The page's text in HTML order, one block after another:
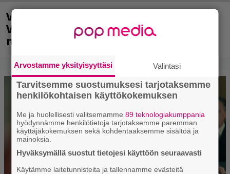
Valtava Yle 100 vuotta -tapahtuma
Veikkaus Arenalla syyskuussa – muista
myös metalliklassikot-konsertti
Arvostamme yksityisyyttäsi Valintasi
Tarvitsemme suostumuksesi tarjotaksemme
henkilökohtaisen käyttökokemuksen
Me ja huolellisesti valitsemamme89 teknologiakumppania
hyödynnämme henkilötietoja tarjotaksemme paremman
käyttäjäkokemuksen sekä kohdentaaksemme sisältöä ja
mainoksia.
Hyväksymällä suostut tietojesi käyttöön seuraavasti
Käytämme laitetunnisteita ja tallennamme evästeitä